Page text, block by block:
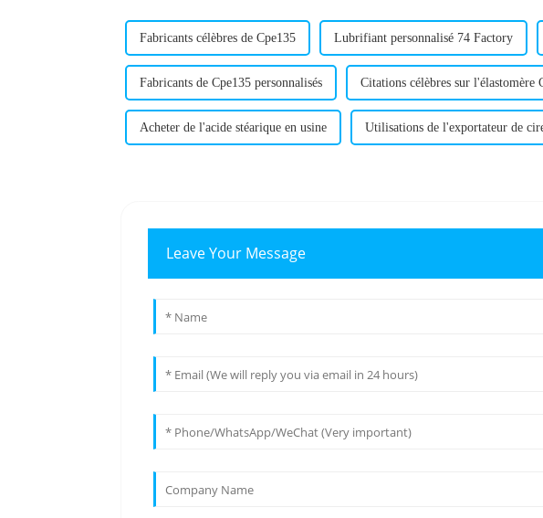
Fabricants célèbres de Cpe135 Lubrifiant personnalisé 74 Factory
Fabricants de Cpe135 personnalisés Citations célèbres sur l'élastomère
Acheter de l'acide stéarique en usine Utilisations de l'exportateur de
Leave Your Message